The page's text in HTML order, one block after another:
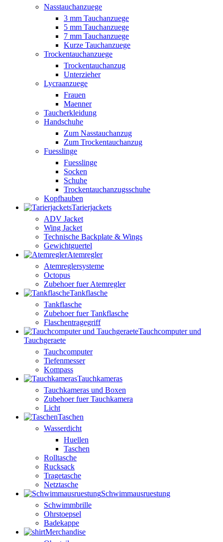
Nasstauchanzuege
3 mm Tauchanzuege
5 mm Tauchanzuege
7 mm Tauchanzuege
Kurze Tauchanzuege
Trockentauchanzuege
Trockentauchanzug
Unterzieher
Lycraanzuege
Frauen
Maenner
Taucherkleidung
Handschuhe
Zum Nasstauchanzug
Zum Trockentauchanzug
Fuesslinge
Fuesslinge
Socken
Schuhe
Trockentauchanzugsschuhe
Kopfhauben
Tarierjackets
ADV Jacket
Wing Jacket
Technische Backplate & Wings
Gewichtguertel
Atemregler
Atemreglersysteme
Octopus
Zubehoer fuer Atemregler
Tankflasche
Tankflasche
Zubehoer fuer Tankflasche
Flaschentragegriff
Tauchcomputer und
Tauchgeraete
Tauchcomputer
Tiefenmesser
Kompass
Tauchkameras
Tauchkameras und Boxen
Zubehoer fuer Tauchkamera
Licht
Taschen
Wasserdicht
Huellen
Taschen
Rolltasche
Rucksack
Tragetasche
Netztasche
Schwimmausruestung
Schwimmbrille
Ohrstoepsel
Badekappe
Merchandise